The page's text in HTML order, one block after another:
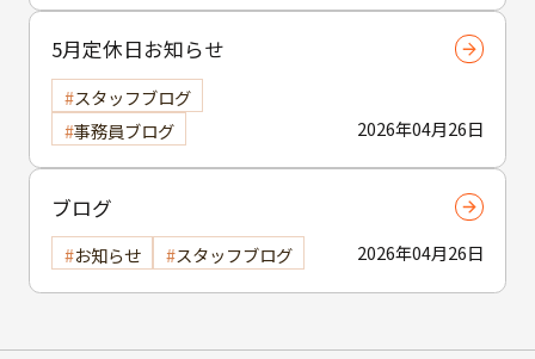
5月定休日お知らせ
2026年04月26日
スタッフブログ
事務員ブログ
ブログ
2026年04月26日
お知らせ スタッフブログ